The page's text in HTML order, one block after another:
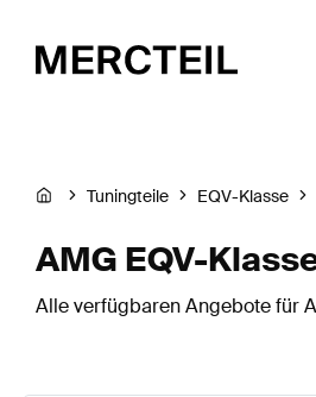
Tuningteile EQV-Klasse
AMG EQV-
Alle verfügbaren Angebote für